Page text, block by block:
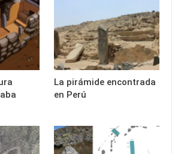
La pirámide encontrada
en Perú